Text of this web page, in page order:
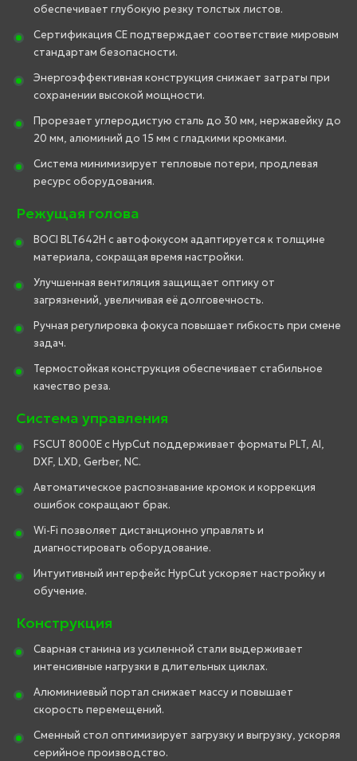
обеспечивает глубокую резку толстых листов.
Сертификация CE подтверждает соответствие мировым
стандартам безопасности.
Энергоэффективная конструкция снижает затраты при
сохранении высокой мощности.
Прорезает углеродистую сталь до 30 мм, нержавейку до
20 мм, алюминий до 15 мм с гладкими кромками.
Система минимизирует тепловые потери, продлевая
ресурс оборудования.
Режущая голова
BOCI BLT642H с автофокусом адаптируется к толщине
материала, сокращая время настройки.
Улучшенная вентиляция защищает оптику от
загрязнений, увеличивая её долговечность.
Ручная регулировка фокуса повышает гибкость при смене
задач.
Термостойкая конструкция обеспечивает стабильное
качество реза.
Система управления
FSCUT 8000E с HypCut поддерживает форматы PLT, AI,
DXF, LXD, Gerber, NC.
Автоматическое распознавание кромок и коррекция
ошибок сокращают брак.
Wi-Fi позволяет дистанционно управлять и
диагностировать оборудование.
Интуитивный интерфейс HypCut ускоряет настройку и
обучение.
Конструкция
Сварная станина из усиленной стали выдерживает
интенсивные нагрузки в длительных циклах.
Алюминиевый портал снижает массу и повышает
скорость перемещений.
Сменный стол оптимизирует загрузку и выгрузку, ускоряя
серийное производство.